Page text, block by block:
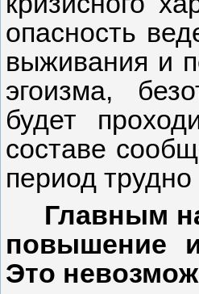
опасность
выживания и
эгоизма,
будет
составе
период
Главным
повышение
Это